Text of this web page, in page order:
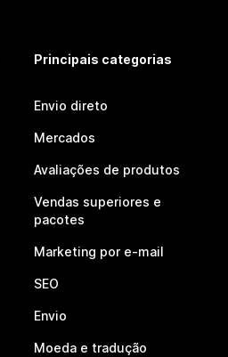
Principais categorias
Envio direto
Mercados
Avaliações de produtos
Vendas superiores e
pacotes
Marketing por e-mail
SEO
Envio
Moeda e tradução